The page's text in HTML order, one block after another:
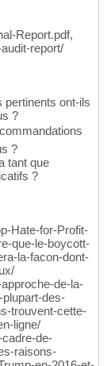
Report.pdf,
report/
pertinents ont-ils
?
?
tant que
?
Hate-for-Profit-
que-le-boycott-
la-facon-dont-
de-la-
des-
trouvent-cette-
ligne/
de-
raisons-